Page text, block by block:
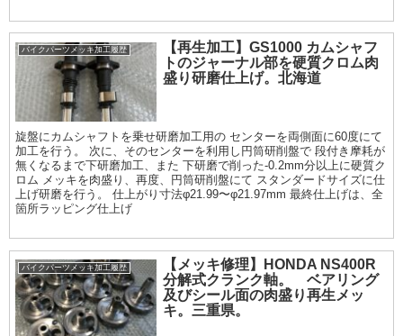
バイクパーツメッキ加工履歴
【再生加工】GS1000 カムシャフ
トのジャーナル部を硬質クロム肉
盛り研磨仕上げ。北海道
旋盤にカムシャフトを乗せ研磨加工用の センターを両側面に60度にて
加工を行う。 次に、そのセンターを利用し円筒研削盤で 段付き摩耗が
無くなるまで下研磨加工、また 下研磨で削った-0.2mm分以上に硬質ク
ロム メッキを肉盛り、再度、円筒研削盤にて スタンダードサイズに仕
上げ研磨を行う。 仕上がり寸法φ21.99〜φ21.97mm 最終仕上げは、全
箇所ラッピング仕上げ
バイクパーツメッキ加工履歴
【メッキ修理】HONDA NS400R
分解式クランク軸。 ベアリング
及びシール面の肉盛り再生メッ
キ。三重県。